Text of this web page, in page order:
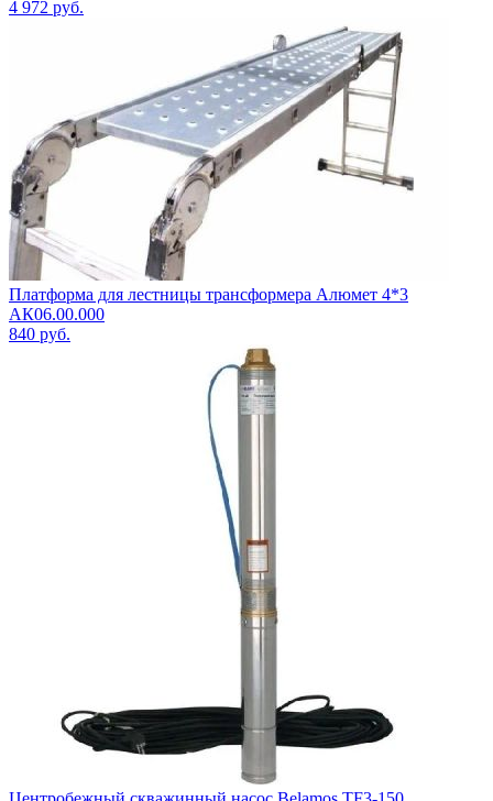
4 972 руб.
Платформа для лестницы трансформера Алюмет 4*3
АК06.00.000
840 руб.